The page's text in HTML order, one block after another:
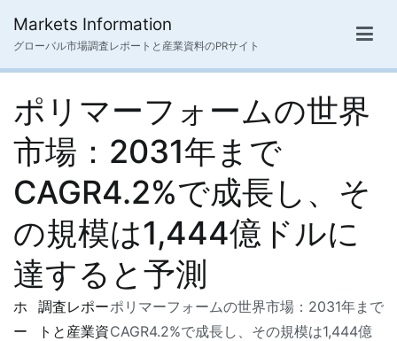
ス
Markets Information
グローバル市場調査レポートと産業資料のPRサイト
ポリマーフォームの世界
市場：2031年まで
CAGR4.2%で成長し、そ
の規模は1,444億ドルに
達すると予測
ホ
ー
調査レポー
トと産業資
ポリマーフォームの世界市場：2031年まで
CAGR4.2%で成長し、その規模は1,444億